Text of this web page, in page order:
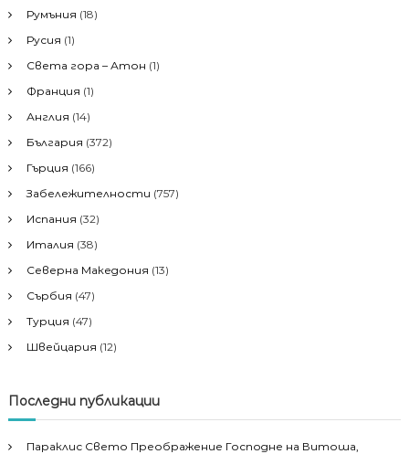
а
Румъния (18)
Русия (1)
Света гора – Атон (1)
Франция (1)
Англия (14)
България (372)
Гърция (166)
Забележителности (757)
Испания (32)
Италия (38)
Северна Македония (13)
Сърбия (47)
Турция (47)
Швейцария (12)
Последни публикации
Параклис Свето Преображение Господне на Витоша,